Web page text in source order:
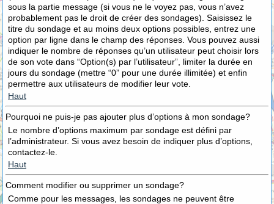
sous la partie message (si vous ne le voyez pas, vous n’avez
probablement pas le droit de créer des sondages). Saisissez le
titre du sondage et au moins deux options possibles, entrez une
option par ligne dans le champ des réponses. Vous pouvez aussi
indiquer le nombre de réponses qu’un utilisateur peut choisir lors
de son vote dans “Option(s) par l’utilisateur”, limiter la durée en
jours du sondage (mettre “0” pour une durée illimitée) et enfin
permettre aux utilisateurs de modifier leur vote.
Haut
Pourquoi ne puis-je pas ajouter plus d’options à mon sondage?
Le nombre d’options maximum par sondage est défini par
l’administrateur. Si vous avez besoin de indiquer plus d’options,
contactez-le.
Haut
Comment modifier ou supprimer un sondage?
Comme pour les messages, les sondages ne peuvent être